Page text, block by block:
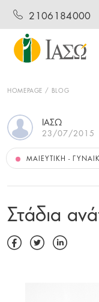
2106184000
HOMEPAGE BLOG
ΙΑΣΏ
23/07/2015
ΜΑΙΕΥΤΙΚΉ -
Στάδια